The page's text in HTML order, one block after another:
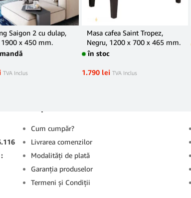
Saigon 2 cu dulap,
x 450 mm.
TVA Inclus
Masa cafea Saint Tropez,
Negru, 1200 x 700 x 465 mm.
în stoc
1.790 lei TVA Inclus
Cum cumpăr?
Livrarea comenzilor
Modalităţi de plată
Garanţia produselor
Termeni şi Condiţii